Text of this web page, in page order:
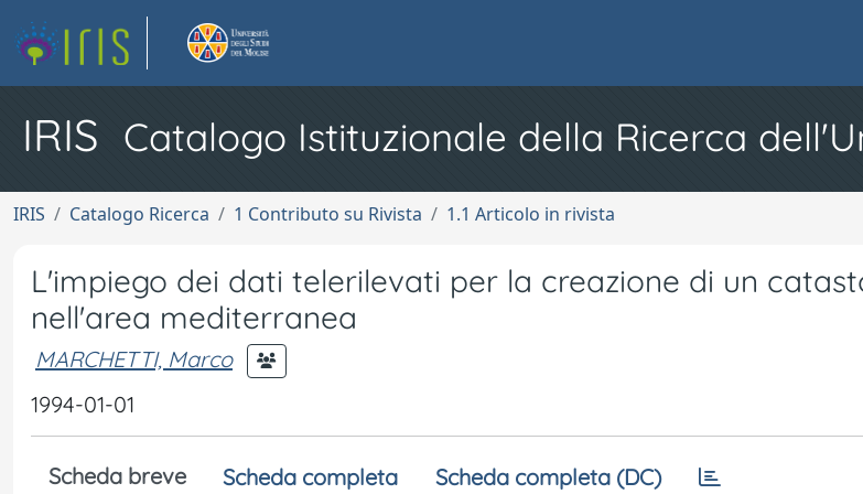
IRIS Catalogo Istituzionale della Ricerca
IRIS Catalogo Ricerca 1 Contributo su Rivista 1.1 Articolo in rivista
L'impiego dei dati telerilevati per la creazione di un
nell'area mediterranea
MARCHETTI, Marco
1994-01-01
Scheda breve Scheda completa Scheda completa (DC)